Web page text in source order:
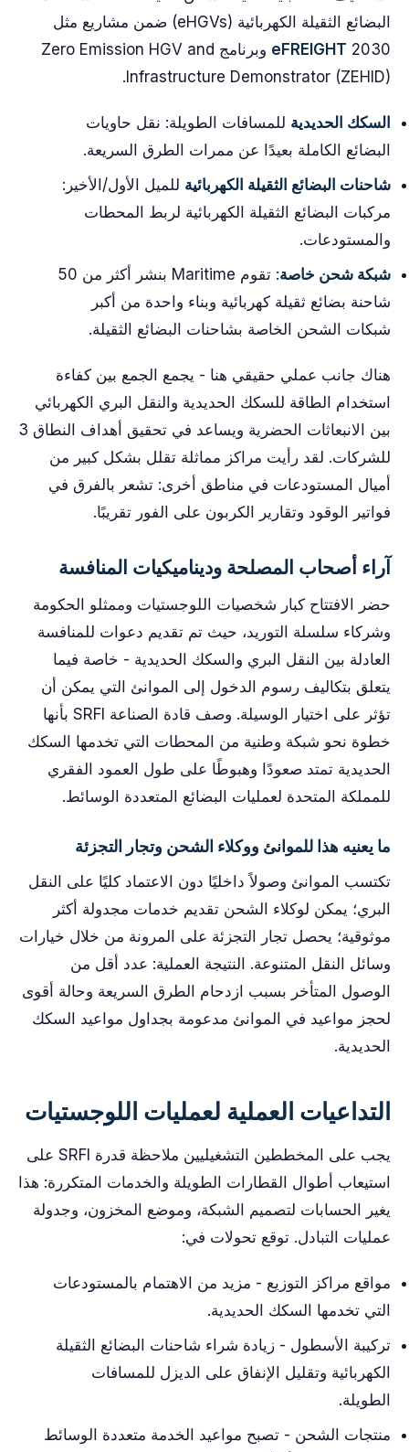
البضائع الثقيلة الكهربائية (eHGVs) ضمن مشاريع مثل
eFREIGHT
2030 وبرنامج Zero Emission HGV and
Infrastructure Demonstrator (ZEHID).
السكك الحديدية للمسافات الطويلة: نقل حاويات
البضائع الكاملة بعيدًا عن ممرات الطرق السريعة.
شاحنات البضائع الثقيلة الكهربائية للميل الأول/الأخير:
مركبات البضائع الثقيلة الكهربائية لربط المحطات
والمستودعات.
شبكة شحن خاصة
: تقوم Maritime بنشر أكثر من 50
شاحنة بضائع ثقيلة كهربائية وبناء واحدة من أكبر
شبكات الشحن الخاصة بشاحنات البضائع الثقيلة.
هناك جانب عملي حقيقي هنا - يجمع الجمع بين كفاءة
استخدام الطاقة للسكك الحديدية والنقل البري الكهربائي
بين الانبعاثات الحضرية ويساعد في تحقيق أهداف النطاق 3
للشركات. لقد رأيت مراكز مماثلة تقلل بشكل كبير من
أميال المستودعات في مناطق أخرى: تشعر بالفرق في
فواتير الوقود وتقارير الكربون على الفور تقريبًا.
آراء أصحاب المصلحة وديناميكيات المنافسة
حضر الافتتاح كبار شخصيات اللوجستيات وممثلو الحكومة
وشركاء سلسلة التوريد، حيث تم تقديم دعوات للمنافسة
العادلة بين النقل البري والسكك الحديدية - خاصة فيما
يتعلق بتكاليف رسوم الدخول إلى الموانئ التي يمكن أن
تؤثر على اختيار الوسيلة. وصف قادة الصناعة SRFI بأنها
خطوة نحو شبكة وطنية من المحطات التي تخدمها السكك
الحديدية تمتد صعودًا وهبوطًا على طول العمود الفقري
للمملكة المتحدة لعمليات البضائع المتعددة الوسائط.
ما يعنيه هذا للموانئ ووكلاء الشحن وتجار التجزئة
تكتسب الموانئ وصولاً داخليًا دون الاعتماد كليًا على النقل
البري؛ يمكن لوكلاء الشحن تقديم خدمات مجدولة أكثر
موثوقية؛ يحصل تجار التجزئة على المرونة من خلال خيارات
وسائل النقل المتنوعة. النتيجة العملية: عدد أقل من
الوصول المتأخر بسبب ازدحام الطرق السريعة وحالة أقوى
لحجز مواعيد في الموانئ مدعومة بجداول مواعيد السكك
الحديدية.
التداعيات العملية لعمليات اللوجستيات
يجب على المخططين التشغيليين ملاحظة قدرة SRFI على
استيعاب أطوال القطارات الطويلة والخدمات المتكررة: هذا
يغير الحسابات لتصميم الشبكة، وموضع المخزون، وجدولة
عمليات التبادل. توقع تحولات في:
مواقع مراكز التوزيع - مزيد من الاهتمام بالمستودعات
التي تخدمها السكك الحديدية.
تركيبة الأسطول - زيادة شراء شاحنات البضائع الثقيلة
الكهربائية وتقليل الإنفاق على الديزل للمسافات
الطويلة.
منتجات الشحن - تصبح مواعيد الخدمة متعددة الوسائط